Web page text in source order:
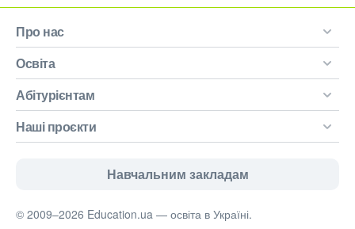
Про нас
Освіта
Абітурієнтам
Наші проєкти
Навчальним закладам
© 2009–2026 Education.ua — освіта в Україні.